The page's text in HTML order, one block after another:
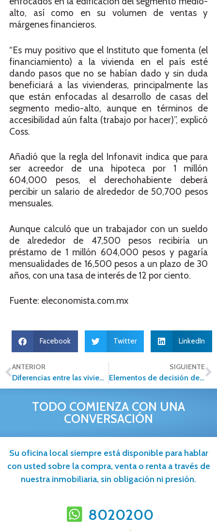
alto, así como en su volumen de ventas y
márgenes financieros.
“Es muy positivo que el Instituto que fomenta (el
financiamiento) a la vivienda en el país esté
dando pasos que no se habían dado y sin duda
beneficiará a las vivienderas, principalmente las
que están enfocadas al desarrollo de casas del
segmento medio-alto, aunque en términos de
accesibilidad aún falta (trabajo por hacer)”, explicó
Coss.
Añadió que la regla del Infonavit indica que para
ser acreedor de una hipoteca por 1 millón
604,000 pesos, el derechohabiente deberá
percibir un salario de alrededor de 50,700 pesos
mensuales.
Aunque calculó que un trabajador con un sueldo
de alrededor de 47,500 pesos recibiría un
préstamo de 1 millón 604,000 pesos y pagaría
mensualidades de 16,500 pesos a un plazo de 30
años, con una tasa de interés de 12 por ciento.
Fuente: eleconomista.com.mx
Facebook Twitter LinkedIn
ANTERIOR
Diferencias entre las viviendas de zonas rurales y urbanas
SIGUIENTE
Elementos de decisión de grandes usuarios de oficinas
TODO COMIENZA CON UNA
CONVERSACIÓN
Su oficina local siempre está disponible para hablar
con usted sobre la compra, venta o renta a través de
nuestra inmobiliaria, sin obligación ni presión.
8020200